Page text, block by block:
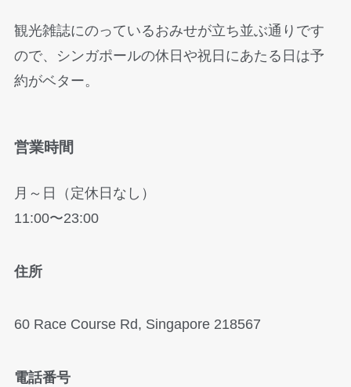
観光雑誌にのっているおみせが立ち並ぶ通りです
ので、シンガポールの休日や祝日にあたる日は予
約がベター。
営業時間
月～日（定休日なし）
11:00〜23:00
住所
60 Race Course Rd, Singapore 218567
電話番号